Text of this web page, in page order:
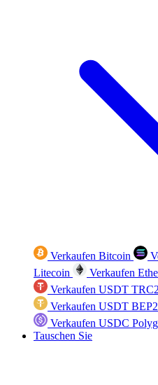
Verkaufen Bitcoin
Litecoin
Verkaufen
Verkaufen USDT
Verkaufen USDT
Verkaufen USDC
Tauschen Sie